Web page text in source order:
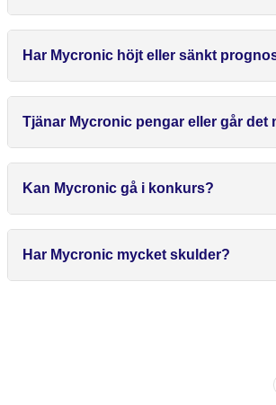
Har Mycronic höjt eller sänkt
Tjänar Mycronic pengar eller går det
Kan Mycronic gå i konkurs?
Har Mycronic mycket skulder?